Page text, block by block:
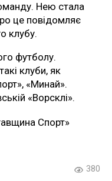
Нею стала
це повідомляє
клубу.
футболу.
клуби, як
«Минай».
«Ворсклі».
Спорт»
380